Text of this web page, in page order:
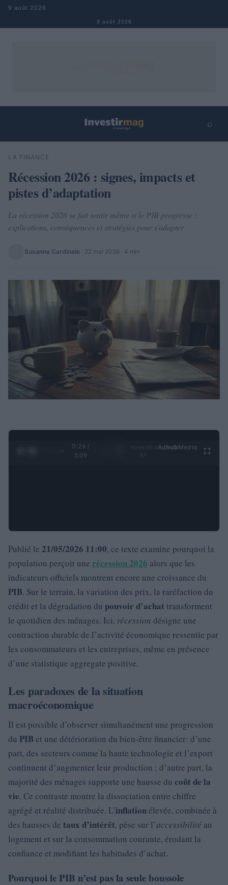
Aller au contenu
9 août 2026
9 août 2026
⌕
Rechercher
LA FINANCE
Récession 2026 : signes, impacts et
pistes d’adaptation
La récession 2026 se fait sentir même si le PIB progresse :
explications, conséquences et stratégies pour s'adapter
Susanna Cardinale · 22 mai 2026 · 4 min
0:27 /
3:09
Ad hubMedia
Publié le 21/05/2026 11:00, ce texte examine pourquoi la
population perçoit une récession 2026 alors que les
indicateurs officiels montrent encore une croissance du
PIB. Sur le terrain, la variation des prix, la raréfaction du
crédit et la dégradation du pouvoir d’achat transforment
le quotidien des ménages. Ici, récession désigne une
contraction durable de l’activité économique ressentie par
les consommateurs et les entreprises, même en présence
d’une statistique aggregate positive.
Les paradoxes de la situation
macroéconomique
Il est possible d’observer simultanément une progression
du PIBet une détérioration du bien-être financier: d’une
part, des secteurs comme la haute technologie et l’export
continuent d’augmenter leur production ; d’autre part, la
majorité des ménages supporte une hausse du coût de la
vie. Ce contraste montre la dissociation entre chiffre
agrégé et réalité distribuée. L’inflationélevée, combinée à
des hausses de taux d’intérêt, pèse sur l’accessibilité au
logement et sur la consommation courante, érodant la
confiance et modifiant les habitudes d’achat.
Pourquoi le PIB n’est pas la seule boussole